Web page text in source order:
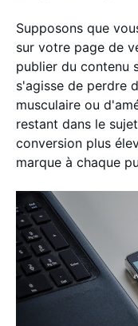
Supposons que
sur votre page de
publier du contenu
s'agisse de perdre
musculaire ou
restant dans le
conversion plus
marque à chaque